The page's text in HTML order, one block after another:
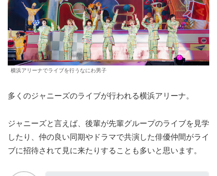
横浜アリーナでライブを行うなにわ男子
多くのジャニーズのライブが行われる横浜アリーナ。
ジャニーズと言えば、後輩が先輩グループのライブを見学
したり、仲の良い同期やドラマで共演した俳優仲間がライ
ブに招待されて見に来たりすることも多いと思います。